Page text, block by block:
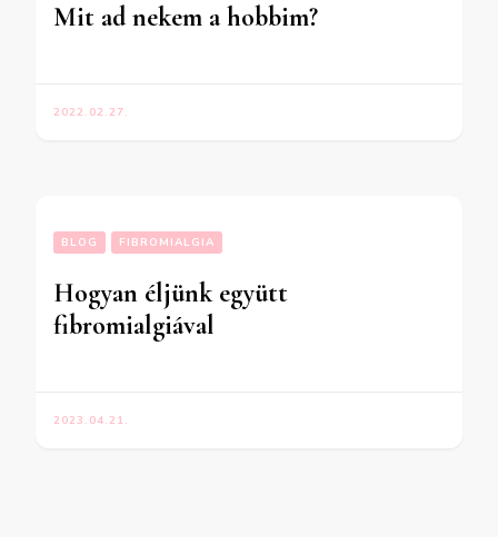
Mit ad nekem a hobbim?
2022.02.27.
BLOG FIBROMIALGIA
Hogyan éljünk együtt
fibromialgiával
2023.04.21.